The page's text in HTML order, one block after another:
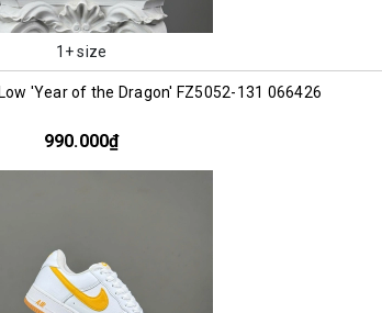
1+ size
'Year of the Dragon' FZ5052-131 066426
990.000₫